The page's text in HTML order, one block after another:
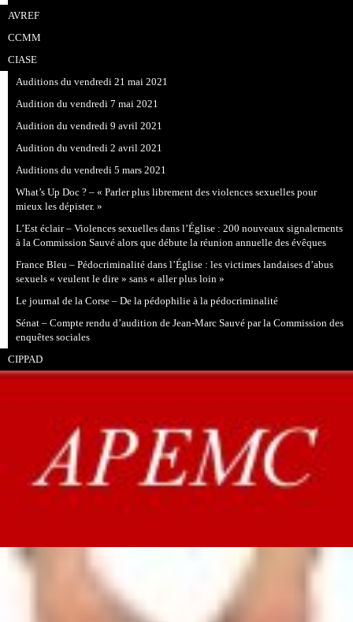
AVREF
CCMM
CIASE
Auditions du vendredi 21 mai 2021
Audition du vendredi 7 mai 2021
Audition du vendredi 9 avril 2021
Audition du vendredi 2 avril 2021
Auditions du vendredi 5 mars 2021
What’s Up Doc ? – « Parler plus librement des violences sexuelles pour
mieux les dépister. »
L’Est éclair – Violences sexuelles dans l’Église : 200 nouveaux signalements
à la Commission Sauvé alors que débute la réunion annuelle des évêques
France Bleu – Pédocriminalité dans l’Église : les victimes landaises d’abus
sexuels « veulent le dire » sans « aller plus loin »
Le journal de la Corse – De la pédophilie à la pédocriminalité
Sénat – Compte rendu d’audition de Jean-Marc Sauvé par la Commission des
enquêtes sociales
CIPPAD